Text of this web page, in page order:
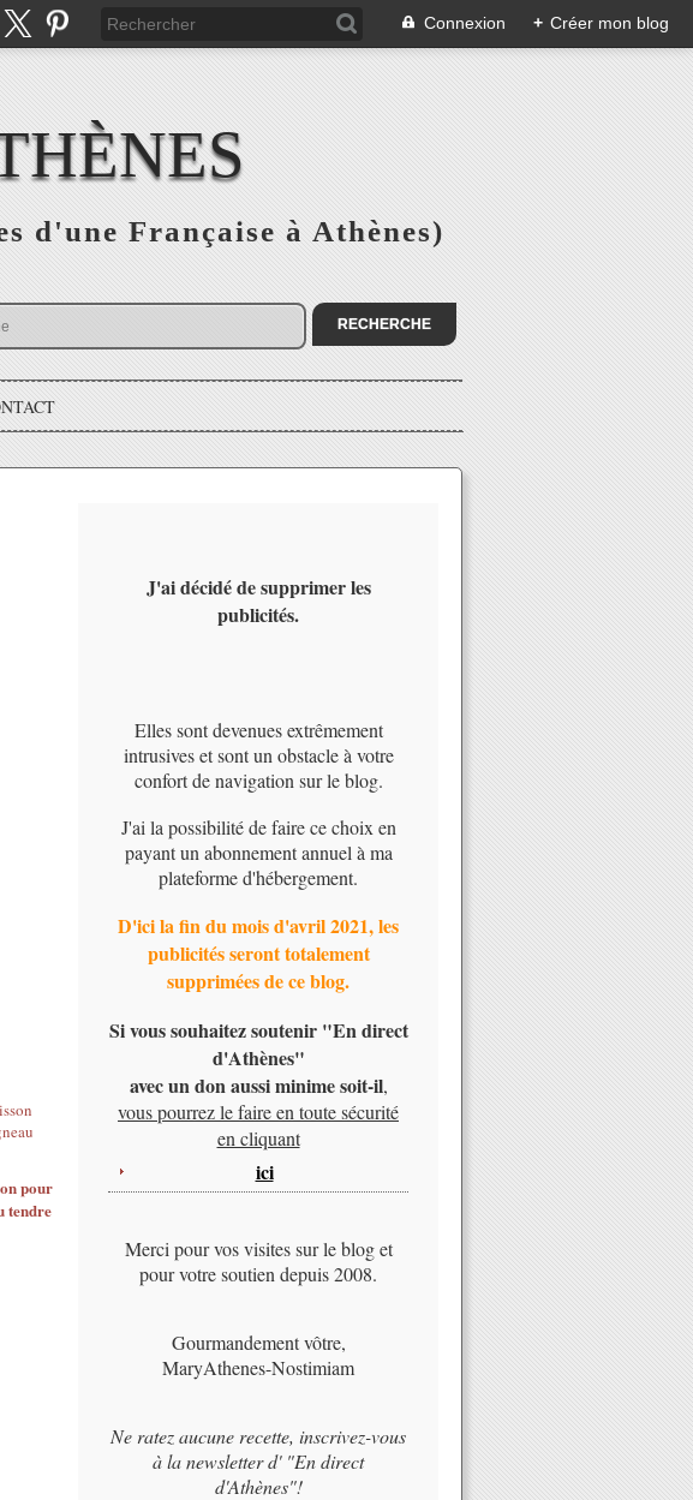
Connexion + Créer mon blog
d'une Française à Athènes)
pour
tendre
J'ai décidé de supprimer les
publicités.
Elles sont devenues extrêmement
intrusives et sont un obstacle à votre
confort de navigation sur le blog.
J'ai la possibilité de faire ce choix en
payant un abonnement annuel à ma
plateforme d'hébergement.
D'ici la fin du mois d'avril 2021, les
publicités seront totalement
supprimées de ce blog.
Si vous souhaitez soutenir "En direct
d'Athènes"
avec un don aussi minime soit-il,
vous pourrez le faire en toute sécurité
en cliquant
ici
Merci pour vos visites sur le blog et
pour votre soutien depuis 2008.
Gourmandement vôtre,
MaryAthenes-Nostimiam
Ne ratez aucune recette, inscrivez-vous
à la newsletter d' "En direct
d'Athènes"!